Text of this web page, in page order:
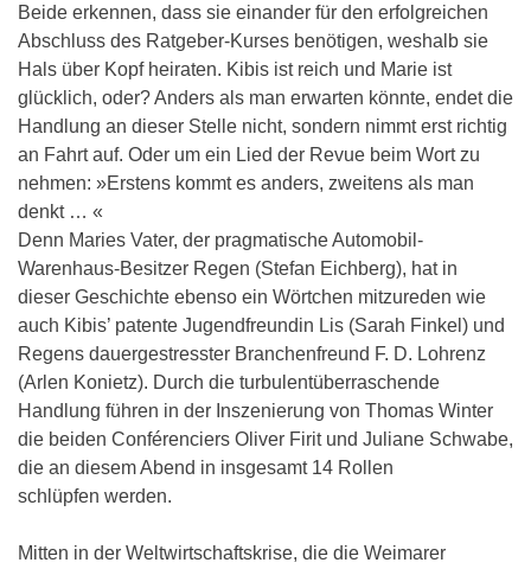
Beide erkennen, dass sie einander für den erfolgreichen
Abschluss des Ratgeber-Kurses benötigen, weshalb sie
Hals über Kopf heiraten. Kibis ist reich und Marie ist
glücklich, oder? Anders als man erwarten könnte, endet die
Handlung an dieser Stelle nicht, sondern nimmt erst richtig
an Fahrt auf. Oder um ein Lied der Revue beim Wort zu
nehmen: »Erstens kommt es anders, zweitens als man
denkt … «
Denn Maries Vater, der pragmatische Automobil-
Warenhaus-Besitzer Regen (Stefan Eichberg), hat in
dieser Geschichte ebenso ein Wörtchen mitzureden wie
auch Kibis’ patente Jugendfreundin Lis (Sarah Finkel) und
Regens dauergestresster Branchenfreund F. D. Lohrenz
(Arlen Konietz). Durch die turbulentüberraschende
Handlung führen in der Inszenierung von Thomas Winter
die beiden Conférenciers Oliver Firit und Juliane Schwabe,
die an diesem Abend in insgesamt 14 Rollen
schlüpfen werden.
Mitten in der Weltwirtschaftskrise, die die Weimarer